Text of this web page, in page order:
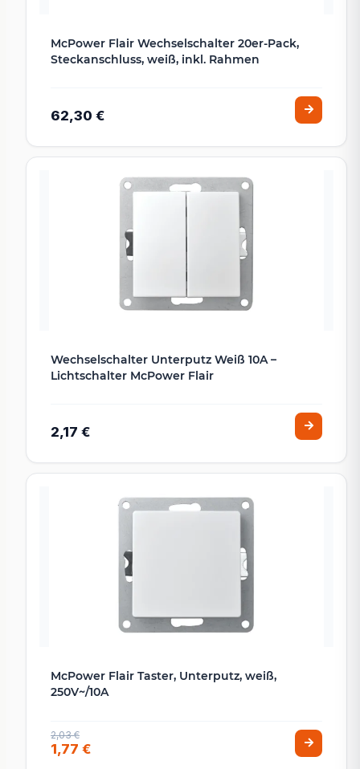
McPower Flair Wechselschalter 20er-Pack,
Steckanschluss, weiß, inkl. Rahmen
62,30 €
Wechselschalter Unterputz Weiß 10A –
Lichtschalter McPower Flair
2,17 €
McPower Flair Taster, Unterputz, weiß,
250V~/10A
2,03 €
1,77 €